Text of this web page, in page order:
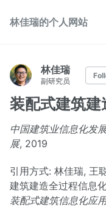
林佳瑞的个人网站
林佳瑞
副研究员
装配式建筑
中国建筑业信息化发
展, 2019
引用方式: 林佳瑞, 王
建筑建造全过程信息
装配式建筑信息化应